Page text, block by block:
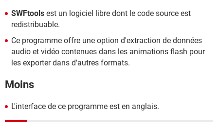
SWFtools est un logiciel libre dont le code source est
redistribuable.
Ce programme offre une option d'extraction de données
audio et vidéo contenues dans les animations flash pour
les exporter dans d'autres formats.
Moins
L'interface de ce programme est en anglais.